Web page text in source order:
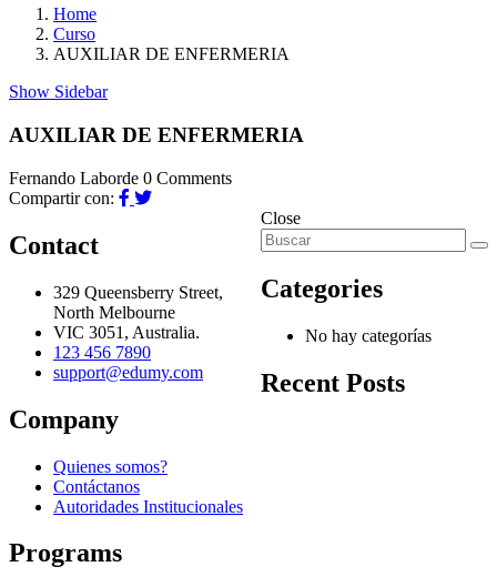
Home
Curso
AUXILIAR DE ENFERMERIA
Show Sidebar
AUXILIAR DE ENFERMERIA
Fernando Laborde 0 Comments
Compartir con:
Close
Categories
No hay categorías
Recent Posts
Contact
329 Queensberry Street,
North Melbourne
VIC 3051, Australia.
123 456 7890
support@edumy.com
Company
Quienes somos?
Contáctanos
Autoridades Institucionales
Programs